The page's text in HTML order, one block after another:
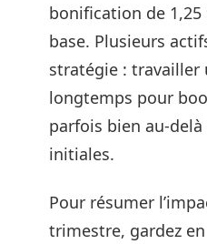
bonification de
base. Plusieurs
stratégie : travailler
longtemps pour
parfois bien au-
initiales.
Pour résumer
trimestre, gardez